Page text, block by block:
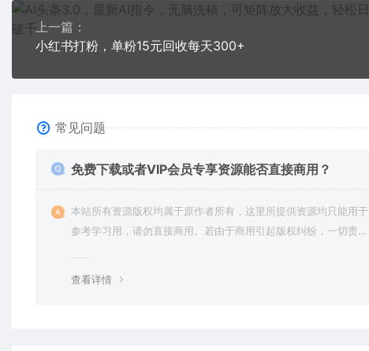
上一篇：
小红书打粉，单粉15元回收每天300+
常见问题
免费下载或者VIP会员专享资源能否直接商用？
本站所有资源版权均属于原作者所有，这里所提供资源均只能用于
参考学习用，请勿直接商用。若由于商用引起版权纠纷，一切责任
查看详情